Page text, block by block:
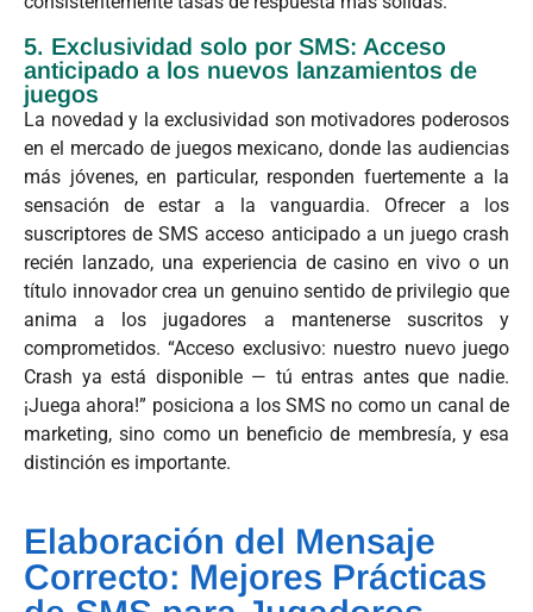
5. Exclusividad solo por SMS: Acceso
anticipado a los nuevos lanzamientos de
juegos
La novedad y la exclusividad son motivadores poderosos
en el mercado de juegos mexicano, donde las audiencias
más jóvenes, en particular, responden fuertemente a la
sensación de estar a la vanguardia. Ofrecer a los
suscriptores de SMS acceso anticipado a un juego crash
recién lanzado, una experiencia de casino en vivo o un
título innovador crea un genuino sentido de privilegio que
anima a los jugadores a mantenerse suscritos y
comprometidos. “Acceso exclusivo: nuestro nuevo juego
Crash ya está disponible — tú entras antes que nadie.
¡Juega ahora!” posiciona a los SMS no como un canal de
marketing, sino como un beneficio de membresía, y esa
distinción es importante.
Elaboración del Mensaje
Correcto: Mejores Prácticas